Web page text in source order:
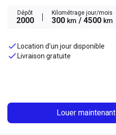
Dépôt
2000
Kilométrage jour/mois
300 km / 4500 km
Location d'un jour disponible
Livraison gratuite
Louer maintenant